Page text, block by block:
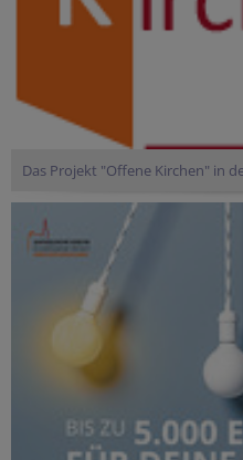
Das Projekt "Offene Kirchen" in